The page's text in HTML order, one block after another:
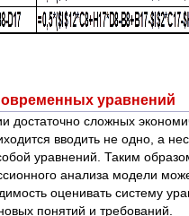
уравнений
достаточно сложных
вводить не одно, а
уравнений. Таким
анализа модели
оценивать систему
понятий и требований.